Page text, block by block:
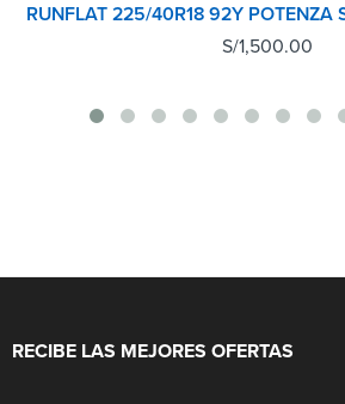
RUNFLAT 225/40R18 92Y POTENZA
S/1,500.00
RECIBE LAS MEJORES OFERTAS